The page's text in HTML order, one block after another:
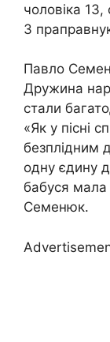
чоловіка 13,
3
Павло
Дружина
стали
«Як у пісні
безплідним
одну єдину
бабуся
Семенюк.